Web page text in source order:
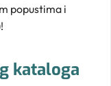
popustima i
kataloga